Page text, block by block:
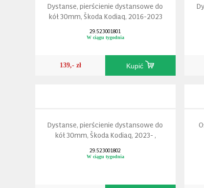
Dystanse, pierścienie dystansowe do
kół 30mm, Škoda Kodiaq, 2016-2023
29.523001801
W ciągu tygodnia
139,- zł Kupić
Dystanse, pierścienie dystansowe do
kół 30mm, Škoda Kodiaq, 2023- ,
29.523001802
W ciągu tygodnia